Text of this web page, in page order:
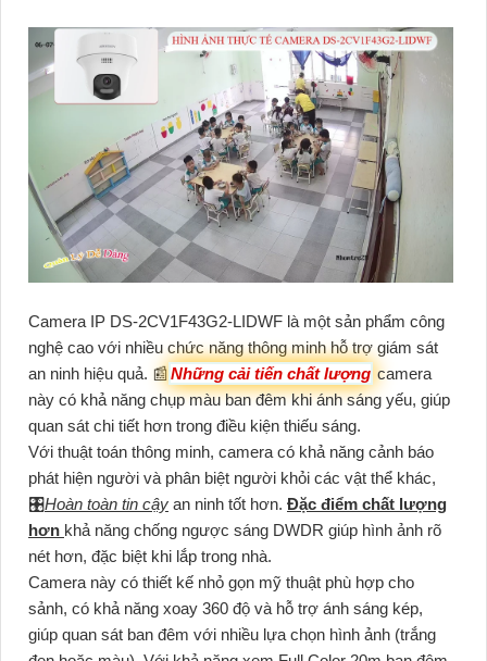
Camera IP DS-2CV1F43G2-LIDWF là một sản phẩm công
nghệ cao với nhiều chức năng thông minh hỗ trợ giám sát
an ninh hiệu quả. 📰Những cải tiến chất lượng camera
này có khả năng chụp màu ban đêm khi ánh sáng yếu, giúp
quan sát chi tiết hơn trong điều kiện thiếu sáng.
Với thuật toán thông minh, camera có khả năng cảnh báo
phát hiện người và phân biệt người khỏi các vật thể khác,
🎛Hoàn toàn tin cậy an ninh tốt hơn. Đặc điểm chất lượng
hơn khả năng chống ngược sáng DWDR giúp hình ảnh rõ
nét hơn, đặc biệt khi lắp trong nhà.
Camera này có thiết kế nhỏ gọn mỹ thuật phù hợp cho
sảnh, có khả năng xoay 360 độ và hỗ trợ ánh sáng kép,
giúp quan sát ban đêm với nhiều lựa chọn hình ảnh (trắng